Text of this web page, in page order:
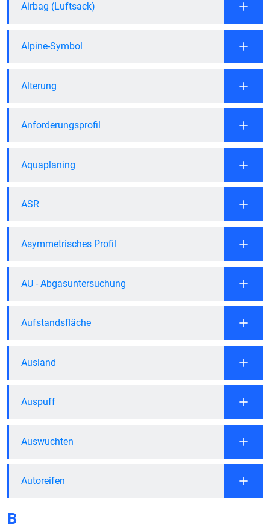
Airbag (Luftsack)
Alpine-Symbol
Alterung
Anforderungsprofil
Aquaplaning
ASR
Asymmetrisches Profil
AU - Abgasuntersuchung
Aufstandsfläche
Ausland
Auspuff
Auswuchten
Autoreifen
B